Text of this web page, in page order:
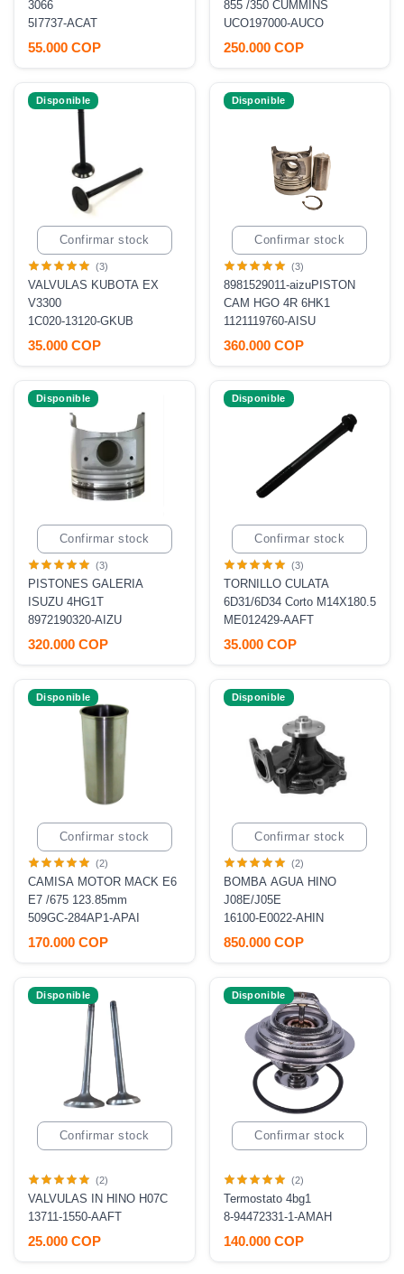
3066
5I7737-ACAT
55.000 COP
855 /350 CUMMINS
UCO197000-AUCO
250.000 COP
Confirmar stock
Disponible
(3)
VALVULAS KUBOTA EX
V3300
1C020-13120-GKUB
35.000 COP
Confirmar stock
Disponible
(3)
8981529011-aizuPISTON
CAM HGO 4R 6HK1
1121119760-AISU
360.000 COP
Confirmar stock
Disponible
(3)
PISTONES GALERIA
ISUZU 4HG1T
8972190320-AIZU
320.000 COP
Confirmar stock
Disponible
(3)
TORNILLO CULATA
6D31/6D34 Corto M14X180.5
ME012429-AAFT
35.000 COP
Confirmar stock
Disponible
(2)
CAMISA MOTOR MACK E6
E7 /675 123.85mm
509GC-284AP1-APAI
170.000 COP
Confirmar stock
Disponible
(2)
BOMBA AGUA HINO
J08E/J05E
16100-E0022-AHIN
850.000 COP
Confirmar stock
Disponible
(2)
VALVULAS IN HINO H07C
13711-1550-AAFT
25.000 COP
Confirmar stock
Disponible
(2)
Termostato 4bg1
8-94472331-1-AMAH
140.000 COP